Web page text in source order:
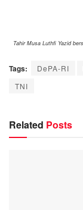
Tahir Musa Luthfi Yazid
Tags: DePA-RI
TNI
Related Posts